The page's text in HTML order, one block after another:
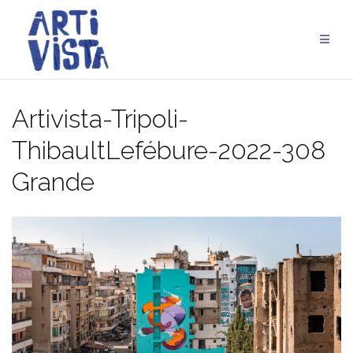
contenu
Artivista-Tripoli-
ThibaultLefébure-2022-308
Grande